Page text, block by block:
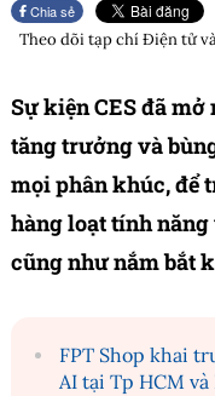
Chia sẻ
Theo dõi tạp chíĐiện tử
Sự kiện CES đã
tăng trưởng và
mọi phân khúc, để
hàng loạt tính
cũng như nắm bắt
FPT Shop khai
AI tại Tp HCM và